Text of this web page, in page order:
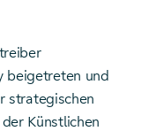
beigetreten und
strategischen
Künstlichen